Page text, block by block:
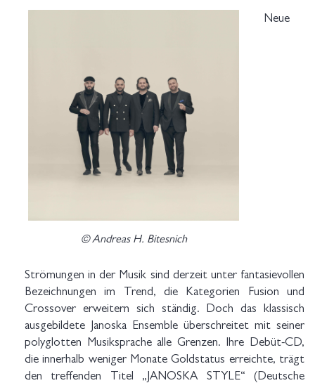
© Andreas H. Bitesnich
Neue
Strömungen in der Musik sind derzeit unter fantasievollen
Bezeichnungen im Trend, die Kategorien Fusion und
Crossover erweitern sich ständig. Doch das klassisch
ausgebildete Janoska Ensemble überschreitet mit seiner
polyglotten Musiksprache alle Grenzen. Ihre Debüt-CD,
die innerhalb weniger Monate Goldstatus erreichte, trägt
den treffenden Titel „JANOSKA STYLE“ (Deutsche